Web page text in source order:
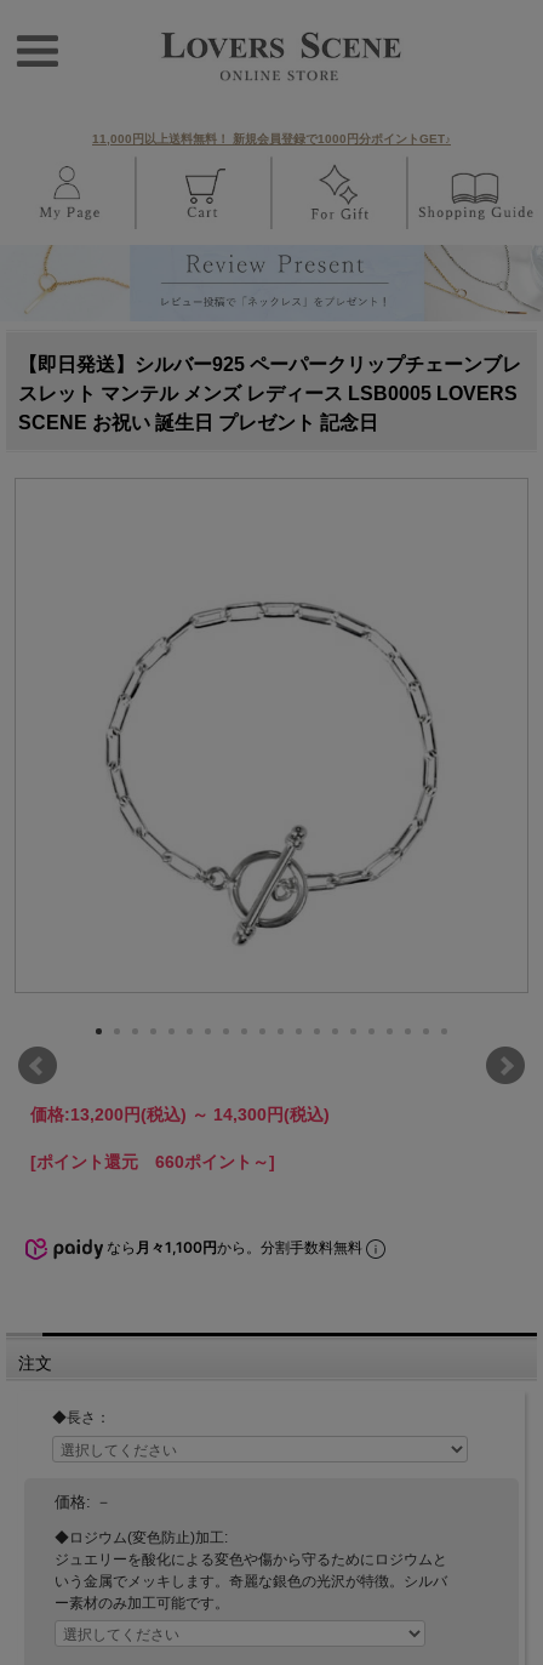
11,000円以上送料無料！ 新規会員登録で1000円分ポイントGET♪
【即日発送】シルバー925 ペーパークリップチェーンブレ
スレット マンテル メンズ レディース LSB0005 LOVERS
SCENE お祝い 誕生日 プレゼント 記念日
価格:13,200円(税込) ～ 14,300円(税込)
[ポイント還元 660ポイント～]
なら 月々1,100円から。分割手数料無料
注文
◆長さ：
価格: －
◆ロジウム(変色防止)加工:
ジュエリーを酸化による変色や傷から守るためにロジウムと
いう金属でメッキします。奇麗な銀色の光沢が特徴。シルバ
ー素材のみ加工可能です。